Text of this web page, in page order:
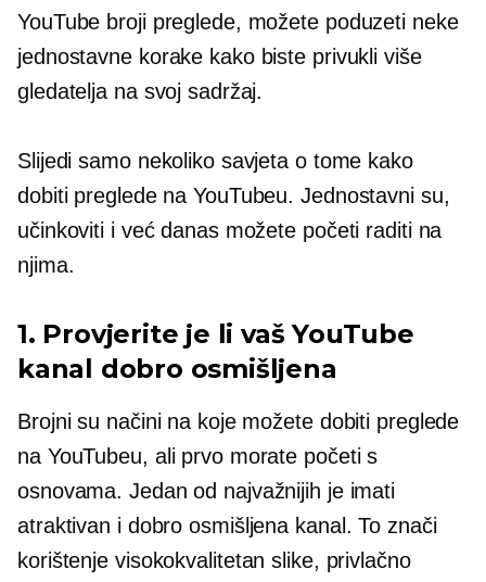
YouTube broji preglede, možete poduzeti neke
jednostavne korake kako biste privukli više
gledatelja na svoj sadržaj.
Slijedi samo nekoliko savjeta o tome kako
dobiti preglede na YouTubeu. Jednostavni su,
učinkoviti i već danas možete početi raditi na
njima.
1. Provjerite je li vaš YouTube
kanal dobro osmišljena
Brojni su načini na koje možete dobiti preglede
na YouTubeu, ali prvo morate početi s
osnovama. Jedan od najvažnijih je imati
atraktivan i dobro osmišljena kanal. To znači
korištenje visokokvalitetan slike, privlačno